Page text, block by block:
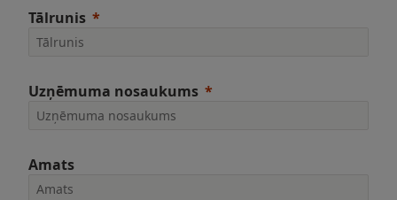
Tālrunis
Uzņēmuma nosaukums
Amats